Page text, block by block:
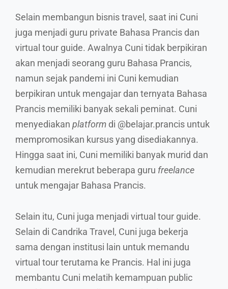
Selain membangun bisnis travel, saat ini Cuni
juga menjadi guru private Bahasa Prancis dan
virtual tour guide. Awalnya Cuni tidak berpikiran
akan menjadi seorang guru Bahasa Prancis,
namun sejak pandemi ini Cuni kemudian
berpikiran untuk mengajar dan ternyata Bahasa
Prancis memiliki banyak sekali peminat. Cuni
menyediakan platform di @belajar.prancis untuk
mempromosikan kursus yang disediakannya.
Hingga saat ini, Cuni memiliki banyak murid dan
kemudian merekrut beberapa guru freelance
untuk mengajar Bahasa Prancis.
Selain itu, Cuni juga menjadi virtual tour guide.
Selain di Candrika Travel, Cuni juga bekerja
sama dengan institusi lain untuk memandu
virtual tour terutama ke Prancis. Hal ini juga
membantu Cuni melatih kemampuan public